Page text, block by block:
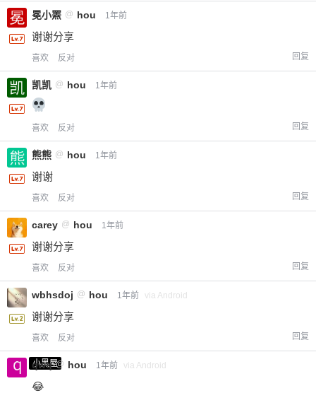
冕小罴 @ hou 1年前
谢谢分享
喜欢 反对 回复
凯凯 @ hou 1年前
喜欢 反对 回复
熊熊 @ hou 1年前
谢谢
喜欢 反对 回复
carey @ hou 1年前
谢谢分享
喜欢 反对 回复
wbhsdoj @ hou 1年前 via Android
谢谢分享
喜欢 反对 回复
小黑屋
qwq @ hou 1年前 via Android
😂